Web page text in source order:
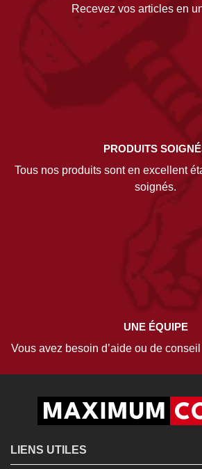
Recevez vos articles en
PRODUITS
Tous nos produits sont en excellent
soignés.
UNE ÉQUIPE
Vous avez besoin d’aide ou de
LIENS UTILES